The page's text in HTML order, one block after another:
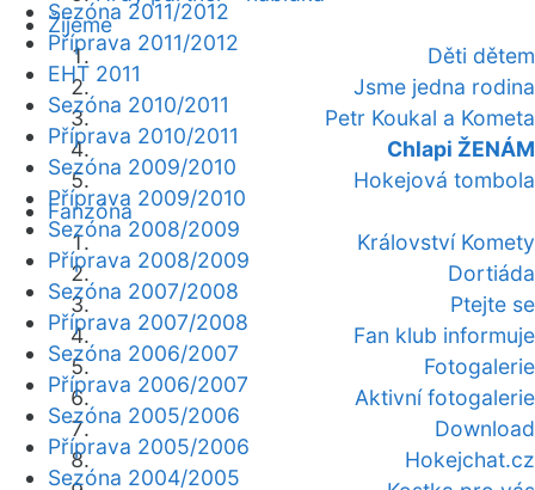
Žijeme
Děti dětem
Jsme jedna rodina
Petr Koukal a Kometa
Chlapi ŽENÁM
Hokejová tombola
Fanzóna
Království Komety
Dortiáda
Ptejte se
Fan klub informuje
Fotogalerie
Aktivní fotogalerie
Download
Hokejchat.cz
Sezóna 2011/2012
Příprava 2011/2012
EHT 2011
Sezóna 2010/2011
Příprava 2010/2011
Sezóna 2009/2010
Příprava 2009/2010
Sezóna 2008/2009
Příprava 2008/2009
Sezóna 2007/2008
Příprava 2007/2008
Sezóna 2006/2007
Příprava 2006/2007
Sezóna 2005/2006
Příprava 2005/2006
Sezóna 2004/2005